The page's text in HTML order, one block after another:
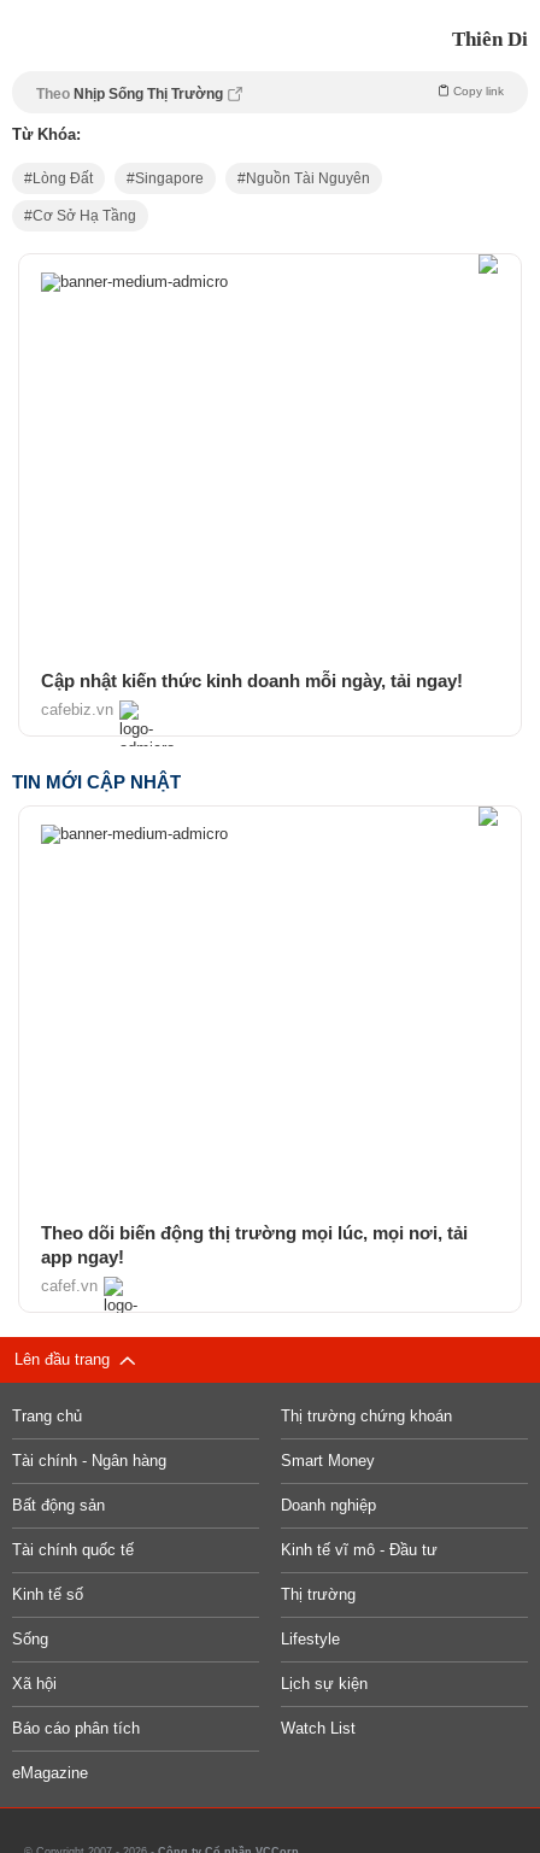
Thiên Di
Theo Nhịp Sống Thị Trường Copy link
Từ Khóa:
Lòng Đất Singapore Nguồn Tài Nguyên
Cơ Sở Hạ Tầng
Cập nhật kiến thức kinh doanh mỗi ngày, tải ngay!
cafebiz.vn
TIN MỚI CẬP NHẬT
Theo dõi biến động thị trường mọi lúc, mọi nơi, tải
app ngay!
cafef.vn
Lên đầu trang
Trang chủ Thị trường chứng khoán
Tài chính - Ngân hàng Smart Money
Bất động sản Doanh nghiệp
Tài chính quốc tế Kinh tế vĩ mô - Đầu tư
Kinh tế số Thị trường
Sống Lifestyle
Xã hội Lịch sự kiện
Báo cáo phân tích Watch List
eMagazine